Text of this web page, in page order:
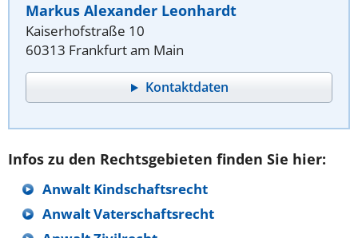
Markus Alexander Leonhardt
Kaiserhofstraße 10
60313 Frankfurt am Main
Kontaktdaten
Infos zu den Rechtsgebieten finden Sie hier:
Anwalt Kindschaftsrecht
Anwalt Vaterschaftsrecht